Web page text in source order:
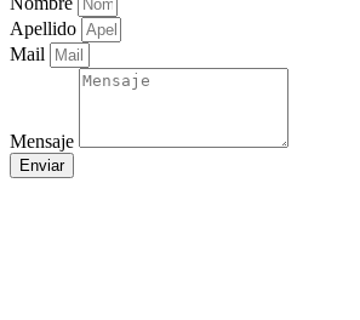
Apellido
Mail
Mensaje
Enviar